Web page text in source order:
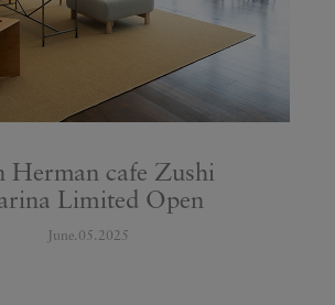
Herman cafe Zushi
Limited Open
June.05.2025